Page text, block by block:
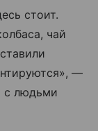
стоит.
чай
—
с людьми